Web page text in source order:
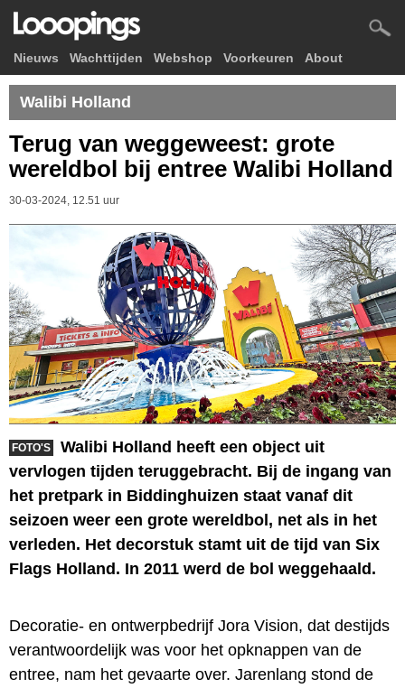
Nieuws Wachttijden Webshop Voorkeuren About
Walibi Holland
Terug van weggeweest: grote
wereldbol bij entree Walibi Holland
30-03-2024, 12.51 uur
FOTO'S
Walibi Holland heeft een object uit
vervlogen tijden teruggebracht. Bij de ingang van
het pretpark in Biddinghuizen staat vanaf dit
seizoen weer een grote wereldbol, net als in het
verleden. Het decorstuk stamt uit de tijd van Six
Flags Holland. In 2011 werd de bol weggehaald.
Decoratie- en ontwerpbedrijf Jora Vision, dat destijds
verantwoordelijk was voor het opknappen van de
entree, nam het gevaarte over. Jarenlang stond de